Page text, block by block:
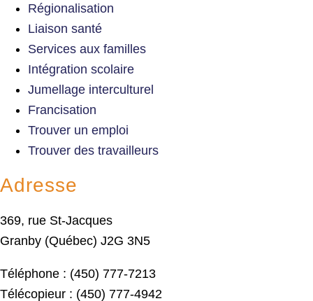
Régionalisation
Liaison santé
Services aux familles
Intégration scolaire
Jumellage interculturel
Francisation
Trouver un emploi
Trouver des travailleurs
Adresse
369, rue St-Jacques
Granby (Québec) J2G 3N5
Téléphone : (450) 777-7213
Télécopieur : (450) 777-4942